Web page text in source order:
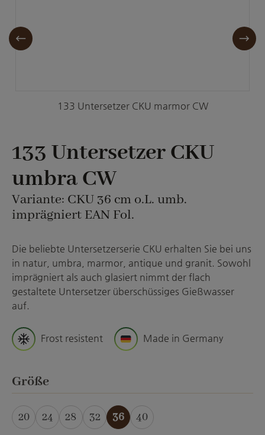
133 Untersetzer CKU marmor CW
133 Untersetzer CKU
umbra CW
Variante: CKU 36 cm o.L. umb.
imprägniert EAN Fol.
Die beliebte Untersetzerserie CKU erhalten Sie bei uns
in natur, umbra, marmor, antique und granit. Sowohl
imprägniert als auch glasiert nimmt der flach
gestaltete Untersetzer überschüssiges Gießwasser
auf.
Frost resistent Made in Germany
Größeauswählen
20 24 28 32 36 40